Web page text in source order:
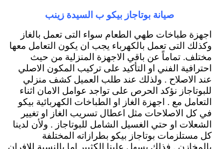
صيانة بوتاجاز بيكو ب السيدة زينب
اجهزة طباخات طهي الطعام سواء التى تعمل بالغاز
وكذلك التى تعمل بالكهرباء يجب ان يكون التعامل معها
مختلف. تماماً عن باقي الاجهزة المنزلية من حيث
احترافية الفني او التأكيد على تركيب المكون الاصلي
عند الاصلاح . ولذلك عند طلب العميل كشف منزلي
للبوتاجاز نؤكد الحرص على تواجد عوامل الامان اثناء
التعامل مع . اجهزة الغاز او الطباخات الكهربائية بيكو
في كل الاصلاحات مثل اعطال تسريب الغاز او تغيير
الشعلات او حتي الغسيل الشامل للبوتاجاز . ولأن لدينا
كل مستلزمات بوتاجاز بيكو بطرازاته المختلفة
بالمخازن . فذلك يسهل علينا الكثيير اما بالنسبة للافران